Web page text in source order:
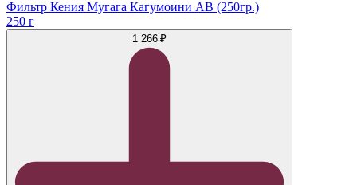
Фильтр Кения Мугага Кагумоини АВ (250гр.)
250 г
1 266 ₽